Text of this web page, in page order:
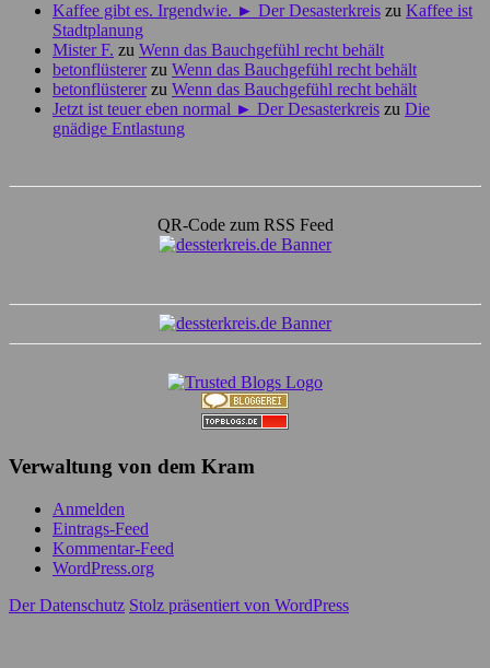
Kaffee gibt es. Irgendwie. ► Der Desasterkreis zu Kaffee ist
Stadtplanung
Mister F. zu Wenn das Bauchgefühl recht behält
betonflüstererzu Wenn das Bauchgefühl recht behält
betonflüstererzu Wenn das Bauchgefühl recht behält
Jetzt ist teuer eben normal ► Der Desasterkreis zu Die
gnädige Entlastung
QR-Code zum RSS Feed
Verwaltung von dem Kram
Anmelden
Eintrags-Feed
Kommentar-Feed
WordPress.org
Der Datenschutz Stolz präsentiert von WordPress